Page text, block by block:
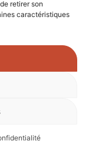
retirer son
caractéristiques